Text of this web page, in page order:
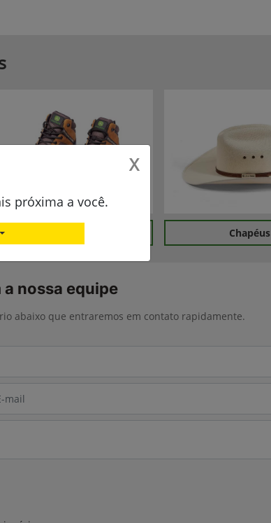
Chapéus
nossa equipe
abaixo que entraremos em contato rapidamente.
X
próxima a você.